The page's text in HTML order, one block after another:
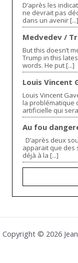
D’après les
ne devrait pas
dans un avenir [...]
Medvedev /
But this doesn’t
Trump in this
words. He put [...]
Louis Vincent
Louis Vincent
la problématique
artificielle qui
Au fou
D’après deux
apparait que des
déjà à la [...]
Copyright © 2026